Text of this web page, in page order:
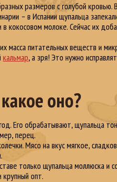
размеров с голубой кровью.
– в Испании щупальца
кокосовом молоке. Сейчас их
масса питательных веществ и
кальмар, а зря! Это нужно
оно?
Его обрабатывают, щупальца
перец.
Мясо на вкус мягкое,
только щупальца моллюска и
опт.